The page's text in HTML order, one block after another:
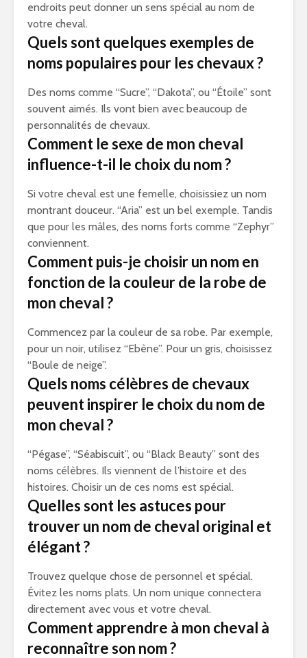
endroits peut donner un sens spécial au nom de
votre cheval.
Quels sont quelques exemples de
noms populaires pour les chevaux ?
Des noms comme “Sucre”, “Dakota”, ou “Étoile” sont
souvent aimés. Ils vont bien avec beaucoup de
personnalités de chevaux.
Comment le sexe de mon cheval
influence-t-il le choix du nom ?
Si votre cheval est une femelle, choisissiez un nom
montrant douceur. “Aria” est un bel exemple. Tandis
que pour les mâles, des noms forts comme “Zephyr”
conviennent.
Comment puis-je choisir un nom en
fonction de la couleur de la robe de
mon cheval ?
Commencez par la couleur de sa robe. Par exemple,
pour un noir, utilisez “Ebène”. Pour un gris, choisissez
“Boule de neige”.
Quels noms célèbres de chevaux
peuvent inspirer le choix du nom de
mon cheval ?
“Pégase”, “Séabiscuit”, ou “Black Beauty” sont des
noms célèbres. Ils viennent de l’histoire et des
histoires. Choisir un de ces noms est spécial.
Quelles sont les astuces pour
trouver un nom de cheval original et
élégant ?
Trouvez quelque chose de personnel et spécial.
Évitez les noms plats. Un nom unique connectera
directement avec vous et votre cheval.
Comment apprendre à mon cheval à
reconnaître son nom ?